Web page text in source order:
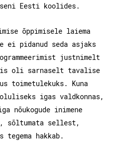
Eesti koolides.
õppimisele laiema
pidanud seda asjaks
justnimelt
oli sarnaselt tavalise
toimetulekuks. Kuna
igas valdkonnas,
nõukogude inimene
sõltumata sellest,
hakkab.